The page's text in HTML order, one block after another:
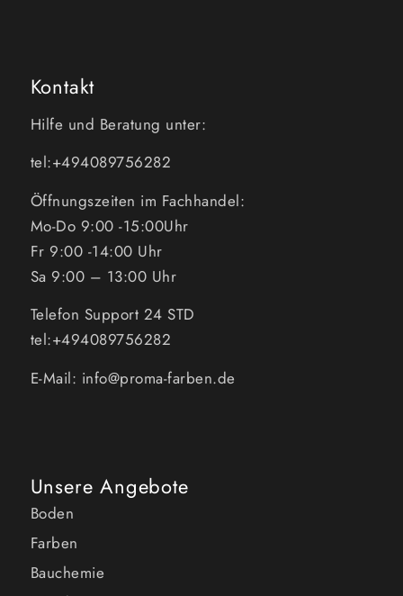
Kontakt
Hilfe und Beratung unter:
tel:+494089756282
Öffnungszeiten im Fachhandel:
Mo-Do 9:00 -15:00Uhr
Fr 9:00 -14:00 Uhr
Sa 9:00 – 13:00 Uhr
Telefon Support 24 STD
tel:+494089756282
E-Mail: info@proma-farben.de
Unsere Angebote
Boden
Farben
Bauchemie